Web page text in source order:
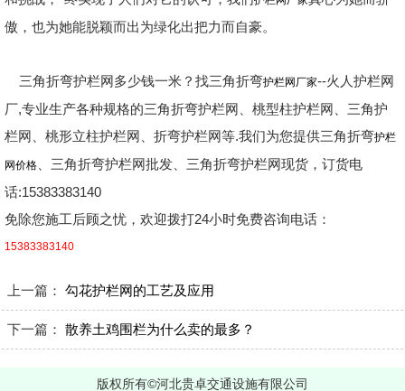
傲，也为她能脱颖而出为绿化出把力而自豪。
三角折弯护栏网多少钱一米？找三角折弯护栏网厂家--火人护栏网
厂,专业生产各种规格的三角折弯护栏网、桃型柱护栏网、三角护
栏网、桃形立柱护栏网、折弯护栏网等.我们为您提供三角折弯护栏
网价格
、三角折弯护栏网批发、三角折弯护栏网现货，订货电
话:15383383140
免除您施工后顾之忧，欢迎拨打24小时免费咨询电话：
15383383140
上一篇：勾花护栏网的工艺及应用
下一篇：散养土鸡围栏为什么卖的最多？
版权所有©河北贵卓交通设施有限公司